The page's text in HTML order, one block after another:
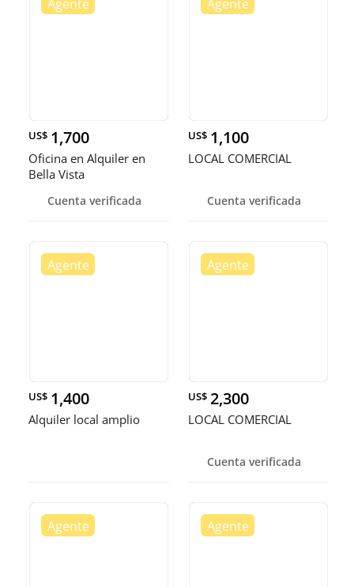
US$ 1,700
Oficina en Alquiler en
Bella Vista
Cuenta verificada
US$ 1,100
LOCAL COMERCIAL
Cuenta verificada
US$ 1,400
Alquiler local amplio
US$ 2,300
LOCAL COMERCIAL
Cuenta verificada